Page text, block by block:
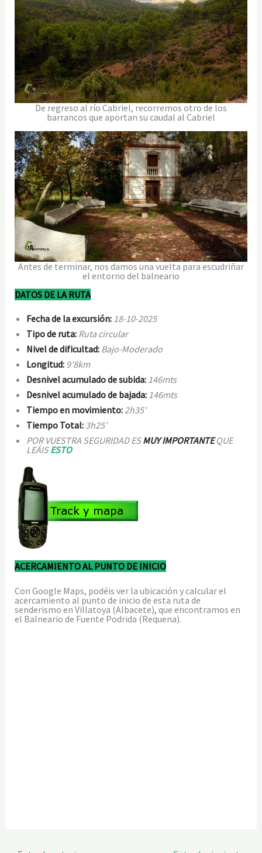
De regreso al río Cabriel, recorremos otro de los
barrancos que aportan su caudal al Cabriel
Antes de terminar, nos damos una vuelta para escudriñar
el entorno del balneario
DATOS DE LA RUTA
Fecha de la excursión: 18-10-2025
Tipo de ruta: Ruta circular
Nivel de dificultad: Bajo-Moderado
Longitud: 9’8km
Desnivel acumulado de subida: 146mts
Desnivel acumulado de bajada: 146mts
Tiempo en movimiento:2h35′
Tiempo Total: 3h25′
POR VUESTRA SEGURIDAD ESMUY IMPORTANTEQUE
LEÁISESTO
ACERCAMIENTO AL PUNTO DE INICIO
Con Google Maps, podéis ver la ubicación y calcular el
acercamiento al punto de inicio de esta ruta de
senderismo en Villatoya (Albacete), que encontramos en
el Balneario de Fuente Podrida (Requena).